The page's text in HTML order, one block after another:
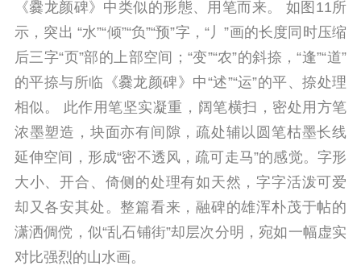
《爨龙颜碑》中类似的形態、用笔而来。 如图11所
示，突出 “水”“倾”“负”“预”字，“丿”画的长度同时压缩
后三字“页”部的上部空间；“变”“农”的斜捺，“逢”“道”
的平捺与所临《爨龙颜碑》中“述”“运”的平、捺处理
相似。 此作用笔坚实凝重，阔笔横扫，密处用方笔
浓墨塑造，块面亦有间隙，疏处辅以圆笔枯墨长线
延伸空间，形成“密不透风，疏可走马”的感觉。字形
大小、开合、倚侧的处理有如天然，字字活泼可爱
却又各安其处。整篇看来，融碑的雄浑朴茂于帖的
潇洒倜傥，似“乱石铺街”却层次分明，宛如一幅虚实
对比强烈的山水画。